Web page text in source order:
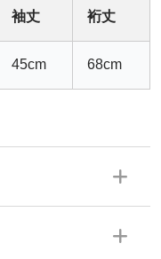
袖丈 裄丈
45cm 68cm